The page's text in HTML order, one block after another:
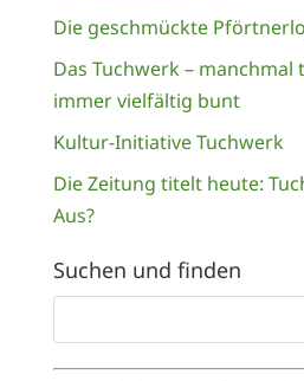
Die geschmückte
Das Tuchwerk –
immer vielfältig bunt
Kultur-Initiative Tuchwerk
Die Zeitung titelt heute:
Aus?
Suchen und finden